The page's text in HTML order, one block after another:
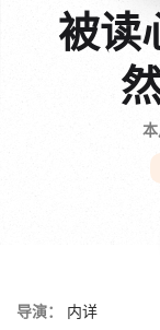
被读
导演：
内详